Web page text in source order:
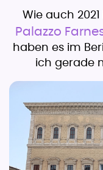
Wie auch
Palazzo
haben es im
ich gerade